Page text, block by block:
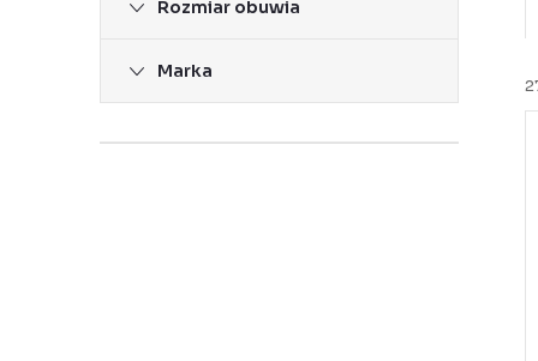
Rozmiar obuwia
Marka
r
t